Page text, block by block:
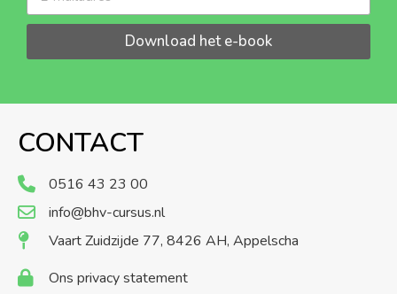
Download het e-book
CONTACT
0516 43 23 00
info@bhv-cursus.nl
Vaart Zuidzijde 77, 8426 AH, Appelscha
Ons privacy statement